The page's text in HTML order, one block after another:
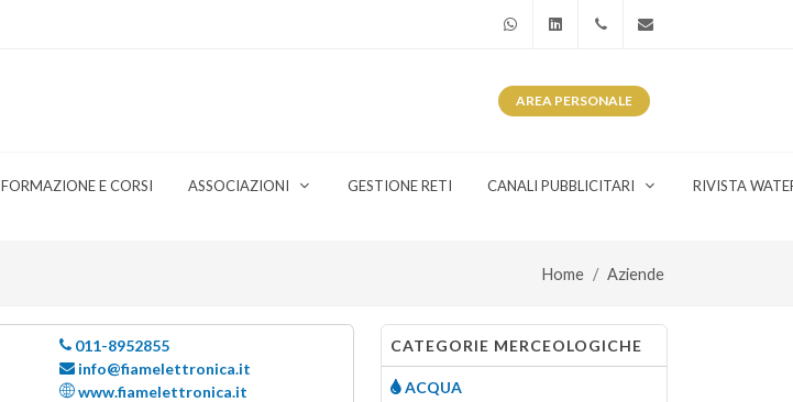
WhatsAppLinkedin+39 345 281 0246
AREA PERSONALE
FORMAZIONE E CORSI ASSOCIAZIONI GESTIONE RETI CANALI PUBBLICITARI RIVISTA
Home Aziende
011-8952855
info@fiamelettronica.it
www.fiamelettronica.it
CATEGORIE MERCEOLOGICHE
ACQUA